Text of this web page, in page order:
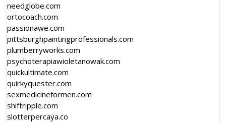
needglobe.com
ortocoach.com
passionawe.com
pittsburghpaintingprofessionals.com
plumberryworks.com
psychoterapiawioletanowak.com
quickultimate.com
quirkyquester.com
sexmedicineformen.com
shiftripple.com
slotterpercaya.co